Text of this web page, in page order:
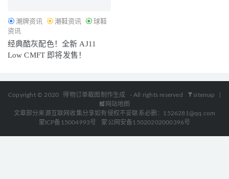
潮牌资讯 潮鞋资讯
球鞋
资讯
经典酷灰配色！全新 AJ11
Low CMFT 即将发售！
Copyright © 2020 得物订单截图制作生成 - All rights reserved sitemap
网站地图
文章部分来源互联网收集分享如有侵权不妥联系必删：1526281@qq.com
蒙ICP备15004993号
蒙公网安备15020202000396号
莆田鞋厂家怎么买，莆田鞋多少钱一双才不踩坑